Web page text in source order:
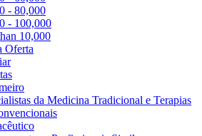
- 80,000
- 100,000
10,000
Oferta
da Medicina Tradicional e Terapias